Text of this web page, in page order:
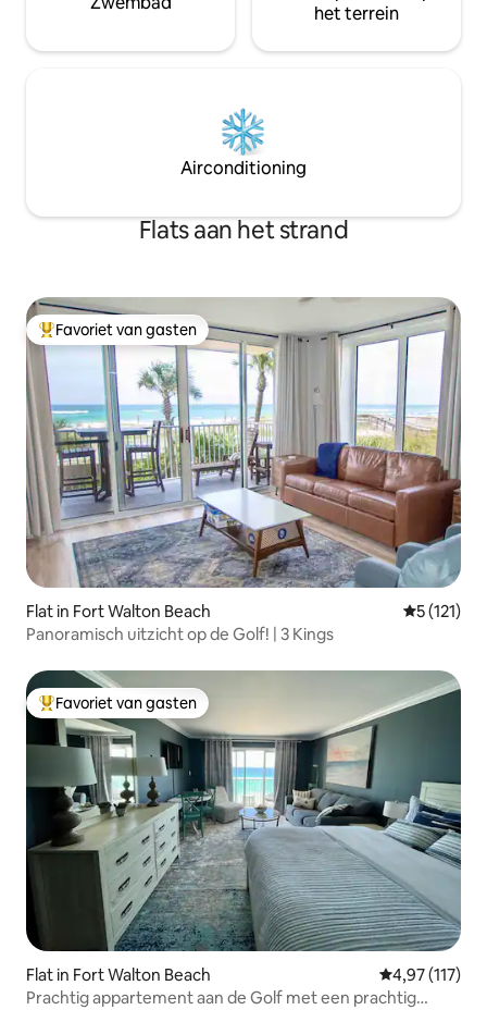
het terrein
Airconditioning
Flats aan het strand
Topfavoriet van gasten
Favoriet van gasten
Flat in Fort Walton Beach
5 (121)
Panoramisch uitzicht op de Golf! | 3 Kings
Topfavoriet van gasten
Favoriet van gasten
Flat in Fort Walton Beach Gemiddelde
4,97 (117)
Prachtig appartement aan de Golf met een prachtig